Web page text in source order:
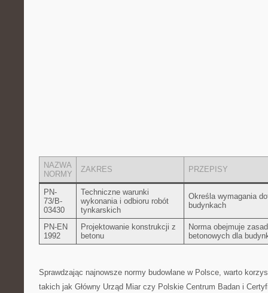
NAZWA‌
NORMY
ZAKRES PRZEPISY
PN-
73/B-
03430
Techniczne warunki
wykonania i odbioru robót⁣
tynkarskich
Określa wymagania
budynkach
PN-EN
1992
Projektowanie konstrukcji⁣ z
betonu
Norma obejmuje
betonowych ⁣dla⁤
Sprawdzając najnowsze normy budowlane w‌ Polsce, warto
takich jak Główny Urząd Miar czy Polskie Centrum Badan i‍